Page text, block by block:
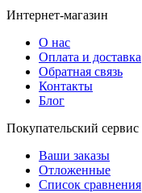
Интернет-магазин
О нас
Оплата и доставка
Обратная связь
Контакты
Блог
Покупательский сервис
Ваши заказы
Отложенные
Список сравнения